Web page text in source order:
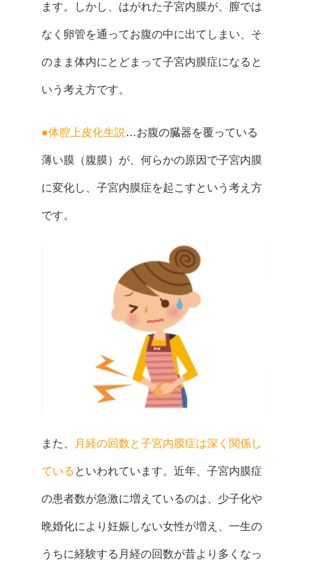
ます。しかし、はがれた子宮内膜が、膣では
なく卵管を通ってお腹の中に出てしまい、そ
のまま体内にとどまって子宮内膜症になると
いう考え方です。
●体腔上皮化生説 …お腹の臓器を覆っている
薄い膜（腹膜）が、何らかの原因で子宮内膜
に変化し、子宮内膜症を起こすという考え方
です。
また、 月経の回数と子宮内膜症は深く関係し
ている といわれています。近年、子宮内膜症
の患者数が急激に増えているのは、少子化や
晩婚化により妊娠しない女性が増え、一生の
うちに経験する月経の回数が昔より多くなっ